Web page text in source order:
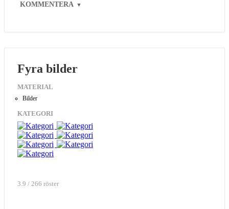
KOMMENTERA ▼
Fyra bilder
MATERIAL
Bilder
KATEGORI
3.9 / 266 röster